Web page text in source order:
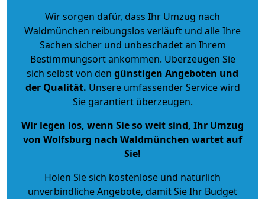
Wir sorgen dafür, dass Ihr Umzug nach
Waldmünchen reibungslos verläuft und alle Ihre
Sachen sicher und unbeschadet an Ihrem
Bestimmungsort ankommen. Überzeugen Sie
sich selbst von den günstigen Angeboten und
der Qualität. Unsere umfassender Service wird
Sie garantiert überzeugen.
Wir legen los, wenn Sie so weit sind, Ihr Umzug
von Wolfsburg nach Waldmünchen wartet auf
Sie!
Holen Sie sich kostenlose und natürlich
unverbindliche Angebote, damit Sie Ihr Budget